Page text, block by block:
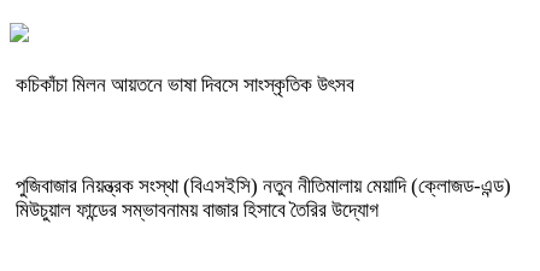
কচিকাঁচা মিলন আয়তনে ভাষা দিবসে সাংস্কৃতিক উৎসব
পুজিবাজার নিয়ন্ত্রক সংস্থা (বিএসইসি) নতুন নীতিমালায় মেয়াদি (ক্লোজড-এন্ড)
মিউচুয়াল ফান্ডের সম্ভাবনাময় বাজার হিসাবে তৈরির উদ্যোগ